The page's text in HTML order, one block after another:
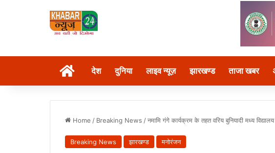
Khabar 24 News Tv | Bihar/Jharkhand No.1
देश दुनिया लाइव न्यूज़ झारखण्ड ताजा खबर
Home / Breaking News /नमामि गंगे कार्यक्रम के तहत वरिय बुनियादी मध्य
Breaking News झारखण्ड मनोरंजन